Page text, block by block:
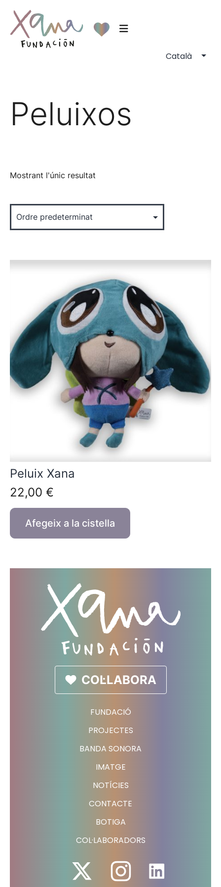
Peluixos
Mostrant l'únic resultat
Peluix Xana
22,00 €
Afegeix a la cistella
FUNDACIÓ
PROJECTES
BANDA SONORA
IMATGE
NOTÍCIES
CONTACTE
BOTIGA
COL·LABORADORS
COL·LABORA